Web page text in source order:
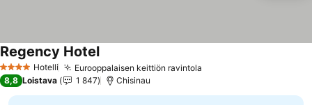
4 Tähtiluokitus
Hotelli Eurooppalaisen keittiön ravintola
Regency Hotel
8,8 Loistava 1 847 Chisinau